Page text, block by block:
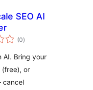
SEO AI
(0total
ratings
)
AI. Bring your
(free), or
cancel